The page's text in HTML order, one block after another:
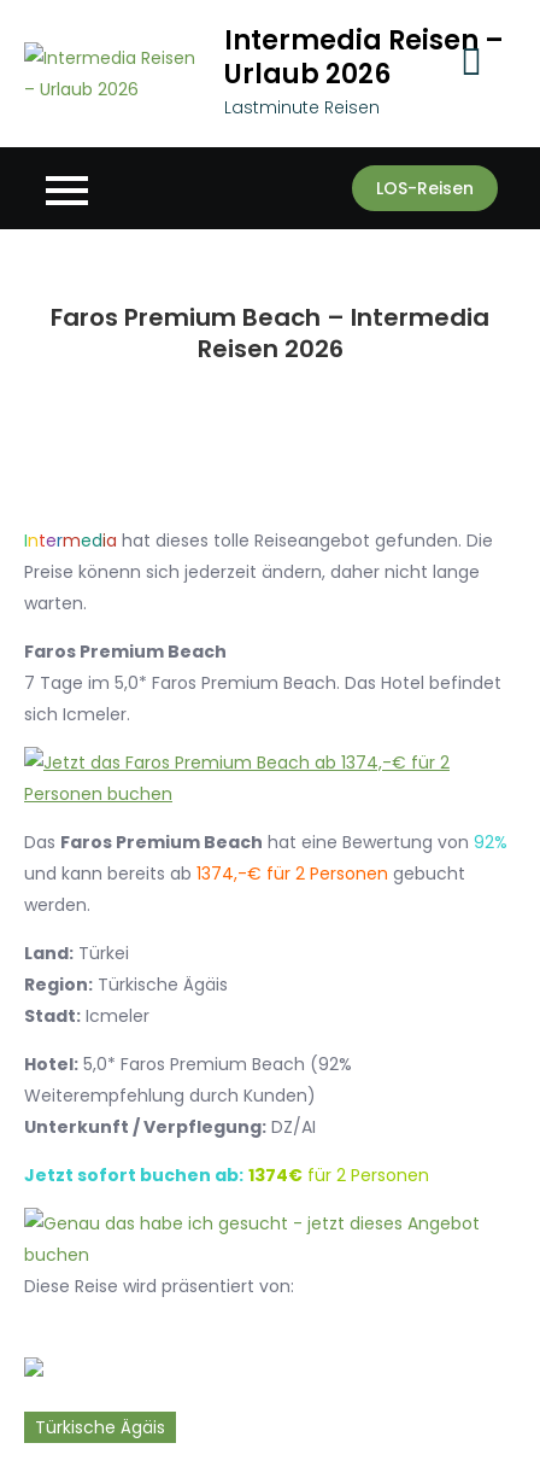
content
Intermedia Reisen –
Urlaub 2026
Lastminute Reisen
LOS-Reisen
Faros Premium Beach – Intermedia
Reisen 2026
Intermedia hat dieses tolle Reiseangebot gefunden. Die
Preise könenn sich jederzeit ändern, daher nicht lange
warten.
Faros Premium Beach
7 Tage im 5,0* Faros Premium Beach. Das Hotel befindet
sich Icmeler.
Das Faros Premium Beach hat eine Bewertung von 92%
und kann bereits ab 1374,-€ für 2 Personen gebucht
werden.
Land: Türkei
Region: Türkische Ägäis
Stadt: Icmeler
Hotel: 5,0* Faros Premium Beach (92%
Weiterempfehlung durch Kunden)
Unterkunft / Verpflegung: DZ/AI
Jetzt sofort buchen ab: 1374€ für 2 Personen
Diese Reise wird präsentiert von:
Türkische Ägäis